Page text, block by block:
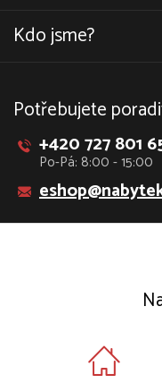
Kdo jsme?
Potřebujete
+420 727 801
Po-Pá: 8:00 - 15:00